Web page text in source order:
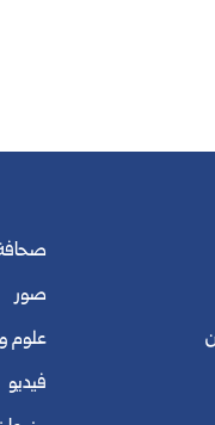
صور
علوم
فيديو